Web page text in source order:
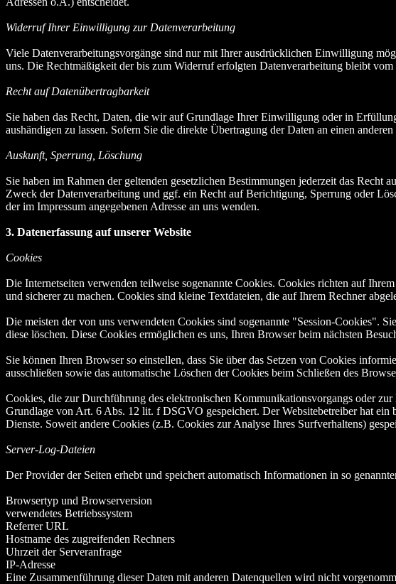
Widerruf Ihrer Einwilligung zur Datenverarbeitung
Viele Datenverarbeitungsvorgänge sind nur mit Ihrer ausdrücklichen Einwilligung
uns. Die Rechtmäßigkeit der bis zum Widerruf erfolgten Datenverarbeitung bleibt
Recht auf Datenübertragbarkeit
Sie haben das Recht, Daten, die wir auf Grundlage Ihrer Einwilligung oder in
aushändigen zu lassen. Sofern Sie die direkte Übertragung der Daten an einen
Auskunft, Sperrung, Löschung
Sie haben im Rahmen der geltenden gesetzlichen Bestimmungen jederzeit das
Zweck der Datenverarbeitung und ggf. ein Recht auf Berichtigung, Sperrung oder
der im Impressum angegebenen Adresse an uns wenden.
3. Datenerfassung auf unserer Website
Cookies
Die Internetseiten verwenden teilweise sogenannte Cookies. Cookies richten auf
und sicherer zu machen. Cookies sind kleine Textdateien, die auf Ihrem Rechner
Die meisten der von uns verwendeten Cookies sind sogenannte "Session-Cookies".
diese löschen. Diese Cookies ermöglichen es uns, Ihren Browser beim nächsten
Sie können Ihren Browser so einstellen, dass Sie über das Setzen von Cookies
ausschließen sowie das automatische Löschen der Cookies beim Schließen des
Cookies, die zur Durchführung des elektronischen Kommunikationsvorgangs oder
Grundlage von Art. 6 Abs. 12 lit. f DSGVO gespeichert. Der Websitebetreiber hat ein
Dienste. Soweit andere Cookies (z.B. Cookies zur Analyse Ihres Surfverhaltens)
Server-Log-Dateien
Der Provider der Seiten erhebt und speichert automatisch Informationen in so
Browsertyp und Browserversion
verwendetes Betriebssystem
Referrer URL
Hostname des zugreifenden Rechners
Uhrzeit der Serveranfrage
IP-Adresse
Eine Zusammenführung dieser Daten mit anderen Datenquellen wird nicht